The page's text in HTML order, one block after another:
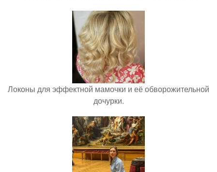
Локоны для эффектной мамочки и её обворожительной
дочурки.